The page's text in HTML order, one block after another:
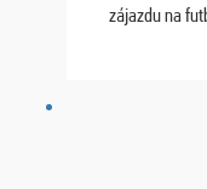
zájazdu na